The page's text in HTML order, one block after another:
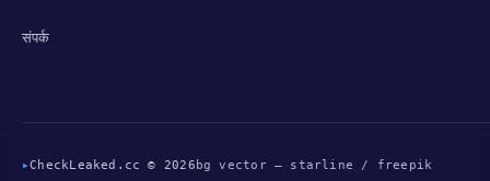
संपर्क
▸CheckLeaked.cc © 2026 bg vector — starline / freepik